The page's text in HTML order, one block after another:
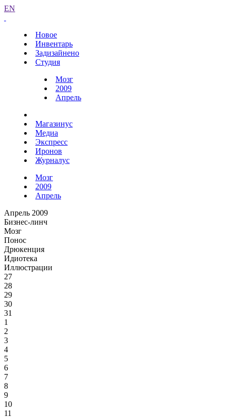
EN
Новое
Инвентарь
Задизайнено
Студия
Мозг
2009
Апрель
Магазинус
Медиа
Экспресс
Иронов
Журналус
Мозг
2009
Апрель
Апрель 2009
Бизнес-линч
Мозг
Понос
Дрюкенция
Идиотека
Иллюстрации
27
28
29
30
31
1
2
3
4
5
6
7
8
9
10
11